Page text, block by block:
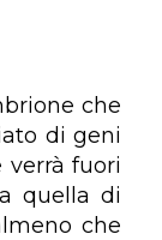
che
di geni
fuori
quella di
che